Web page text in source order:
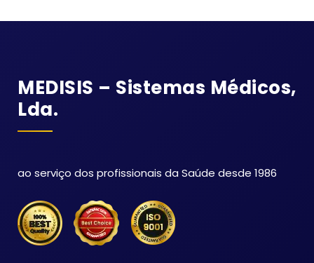
MEDISIS – Sistemas Médicos,
Lda.
ao serviço dos profissionais da Saúde desde 1986